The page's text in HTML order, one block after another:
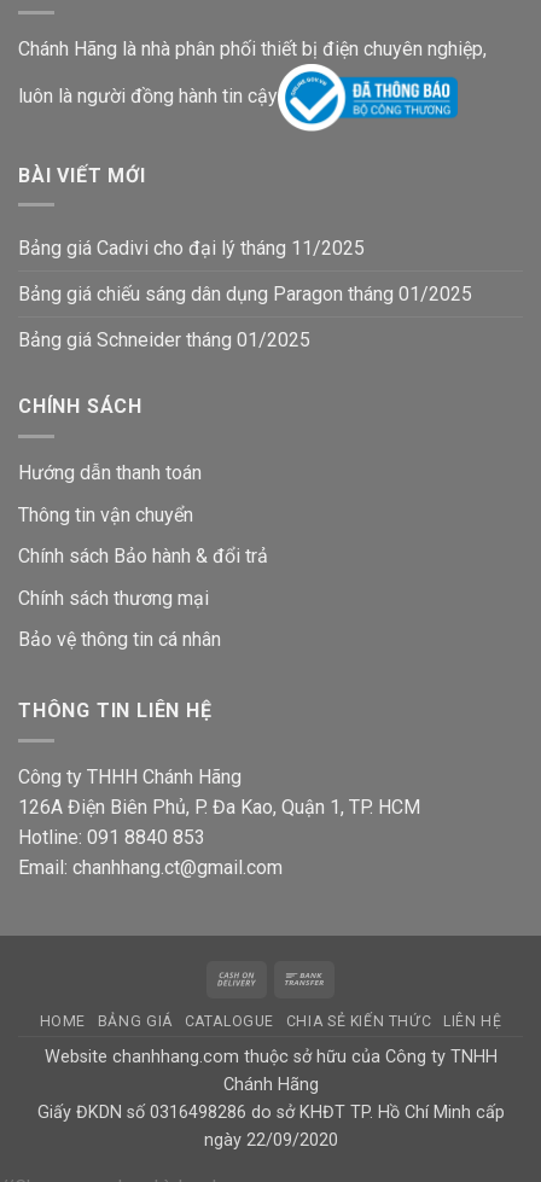
Chánh Hãng là nhà phân phối thiết bị điện chuyên nghiệp,
luôn là người đồng hành tin cậy
BÀI VIẾT MỚI
Bảng giá Cadivi cho đại lý tháng 11/2025
Bảng giá chiếu sáng dân dụng Paragon tháng 01/2025
Bảng giá Schneider tháng 01/2025
CHÍNH SÁCH
Hướng dẫn thanh toán
Thông tin vận chuyển
Chính sách Bảo hành & đổi trả
Chính sách thương mại
Bảo vệ thông tin cá nhân
THÔNG TIN LIÊN HỆ
Công ty THHH Chánh Hãng
126A Điện Biên Phủ, P. Đa Kao, Quận 1, TP. HCM
Hotline: 091 8840 853
Email: chanhhang.ct@gmail.com
Cash
Delivery
HOME BẢNG GIÁ CATALOGUE CHIA SẺ KIẾN THỨC LIÊN HỆ
Website chanhhang.com thuộc sở hữu của Công ty TNHH
Chánh Hãng
Giấy ĐKDN số 0316498286 do sở KHĐT TP. Hồ Chí Minh cấp
ngày 22/09/2020